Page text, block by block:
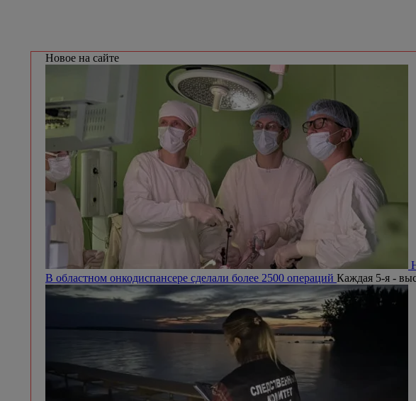
Новое на сайте
В областном онкодиспансере сделали более 2500 операций Каждая 5-я -